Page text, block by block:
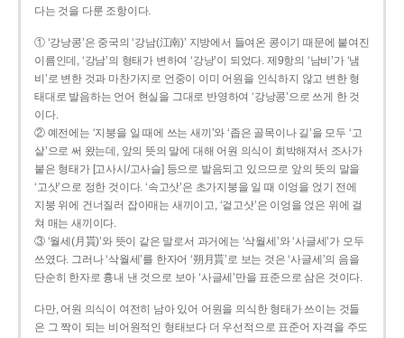
다는 것을 다룬 조항이다.
① ‘강낭콩’은 중국의 ‘강남(江南)’ 지방에서 들여온 콩이기 때문에 붙여진
이름인데, ‘강남’의 형태가 변하여 ‘강낭’이 되었다. 제9항의 ‘남비’가 ‘냄
비’로 변한 것과 마찬가지로 언중이 이미 어원을 인식하지 않고 변한 형
태대로 발음하는 언어 현실을 그대로 반영하여 ‘강낭콩’으로 쓰게 한 것
이다.
② 예전에는 ‘지붕을 일 때에 쓰는 새끼’와 ‘좁은 골목이나 길’을 모두 ‘고
샅’으로 써 왔는데, 앞의 뜻의 말에 대해 어원 의식이 희박해져서 조사가
붙은 형태가 [고사시/고사슬] 등으로 발음되고 있으므로 앞의 뜻의 말을
‘고삿’으로 정한 것이다. ‘속고삿’은 초가지붕을 일 때 이엉을 얹기 전에
지붕 위에 건너질러 잡아매는 새끼이고, ‘겉고삿’은 이엉을 얹은 위에 걸
쳐 매는 새끼이다.
③ ‘월세(月貰)’와 뜻이 같은 말로서 과거에는 ‘삭월세’와 ‘사글세’가 모두
쓰였다. 그러나 ‘삭월세’를 한자어 ‘朔月貰’로 보는 것은 ‘사글세’의 음을
단순히 한자로 흉내 낸 것으로 보아 ‘사글세’만을 표준으로 삼은 것이다.
다만, 어원 의식이 여전히 남아 있어 어원을 의식한 형태가 쓰이는 것들
은 그 짝이 되는 비어원적인 형태보다 더 우선적으로 표준어 자격을 주도